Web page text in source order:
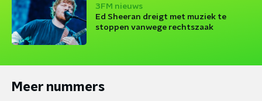
3FM nieuws
Ed Sheeran dreigt met muziek te
stoppen vanwege rechtszaak
Meer nummers